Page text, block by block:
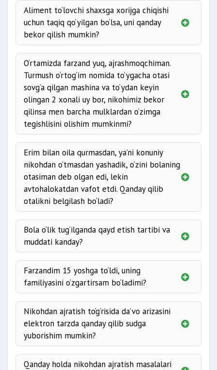
Kerakli hujjatlar:
2 BHM
4 BHM
imkoniyat yo‘q deb topsa
Aliment to‘lovchi shaxsga xorijga chiqishi
uchun taqiq qo‘yilgan bo‘lsa, uni qanday
bekor qilish mumkin?
Aliment to‘lovchi bo‘lgan shaxs,chet elga
chiqishi uchunquyidagi uchta holatlardan
birini amalga oshirgan holda taqiqni bekor
qilishlari mumkin:
O‘zbekiston Respublikasining
boshqa organlar hujjatlarini ijro etish
to‘g‘risida”gi
qonunning40-moddasiga
asosanundiruvchining ya’ni sobiq turmush
o‘rtog‘ini roziligi ya’ni ijroni to‘xtatish haqidagi
arizasiga asosan;
Voyaga etmagan bolalar
alimentlar oldindan to‘langan yoki aliment
to‘lash majburiyatini ta’minlash uchun garov
shartnomasi tuzilgan bo‘lsa, davlat ijrochisi
to‘lov yoki garov shartnomasi to‘g‘risidagi
tegishli hujjat olingan kunning ertasidan
kechiktirmasdan manfaatdor shaxslarni, ichki
ishlar organlarini va Davlat chegarasini
shaxsning O‘zbekiston Respublikasidan
chiqishini cheklash olib tashlanganligi
to‘g‘risida yozma yoki elektron shaklda
xabardor qiladi. Bunda garov qiymati qonun
hujjatlarida belgilangan bazaviy hisoblash
O‘rtamizda farzand yuq, ajrashmoqchiman.
Turmush o‘rtog‘im nomida to‘ygacha otasi
sovg‘a qilgan mashina va to‘ydan keyin
olingan 2 xonali uy bor, nikohimiz bekor
qilinsa men barcha mulklardan o‘zimga
tegishlisini olishim mumkinmi?
25-moddasiga
Erim bilan oila qurmasdan, ya’ni konuniy
nikohdan o‘tmasdan yashadik, o‘zini bolaning
otasiman deb olgan edi, lekin
avtohalokatdan vafot etdi. Qanday qilib
otalikni belgilash bo‘ladi?
Bola o‘lik tug‘ilganda qayd etish tartibi va
muddati kanday?
Farzandim 15 yoshga to‘ldi, uning
familiyasini o‘zgartirsam bo‘ladimi?
Nikohdan ajratish to‘g‘risida da’vo arizasini
elektron tarzda qanday qilib sudga
yuborishim mumkin?
Qanday holda nikohdan ajratish masalalari